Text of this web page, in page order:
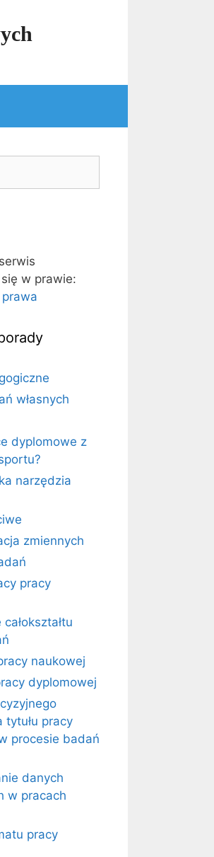
w prawie:
własnych
dyplomowe z
narzędzia
zmiennych
pracy
naukowej
dyplomowej
tytułu pracy
procesie badań
danych
w pracach
pracy